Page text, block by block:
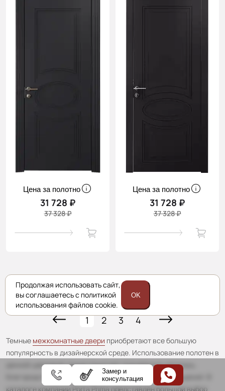
Цена за полотно
31 728 ₽
37 328 ₽
Цена за полотно
31 728 ₽
37 328 ₽
Показать ещё
1 2 3 4
Темные межкомнатные двери приобретают все большую
популярность в дизайнерской среде. Использование полотен в
данной цветовой гамме помогает подчеркнуть роскошь,
благородство, респектабельность обстановки помещений. В
каталоге компании Porta Prima представлен большой выбор
Замер и
консультация
Продолжая использовать сайт,
вы соглашаетесь с политикой
использования файлов cookie.
OK